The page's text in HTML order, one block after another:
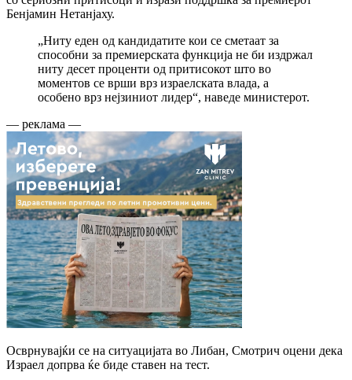
Бенјамин Нетанјаху.
„Ниту еден од кандидатите кои се сметаат за
способни за премиерската функција не би издржал
ниту десет проценти од притисокот што во
моментов се врши врз израелската влада, а
особено врз нејзиниот лидер“, наведе министерот.
— реклама —
Осврнувајќи се на ситуацијата во Либан, Смотрич оцени дека
Израел допрва ќе биде ставен на тест.